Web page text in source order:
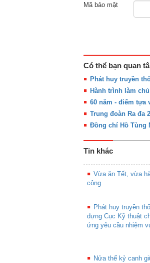
Mã bảo mật
Có thể bạn quan
Phát huy truyền
Hành trình làm
60 năm - điểm tựa
Trung đoàn Ra đa
Đồng chí Hồ Tùng
Tin khác
Vừa ăn Tết, vừa
công
Phát huy truyền
dựng Cục Kỹ thuật
ứng yêu cầu nhiệm
Nửa thế kỷ canh